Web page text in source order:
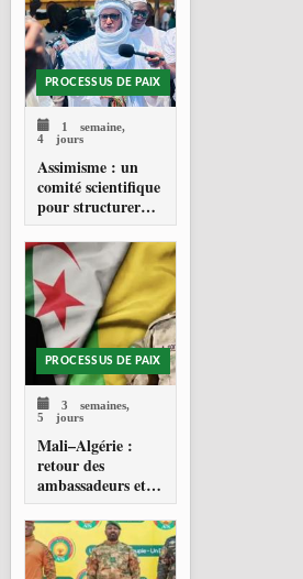
PROCESSUS DE PAIX
1 semaine,
4 jours
Assimisme : un
comité scientifique
pour structurer
une doctrine de la
refondation
PROCESSUS DE PAIX
3 semaines,
5 jours
Mali–Algérie :
retour des
ambassadeurs et
réouverture des
espaces aériens